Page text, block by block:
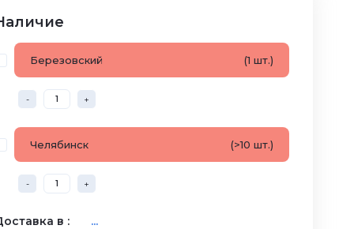
Березовский (1 шт.)
- +
Челябинск (>10 шт.)
- +
в : ...